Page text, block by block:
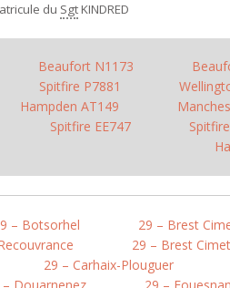
du SgtKINDRED
Beaufort N1173
Spitfire P7881
Hampden AT149
Spitfire EE747
– Botsorhel 29 – Brest
29 – Brest
29 – Carhaix-Plouguer